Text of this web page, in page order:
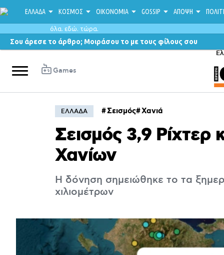
ΕΛΛΑΔΑ ΚΟΣΜΟΣ ΟΙΚΟΝΟΜΙΑ GOSSIP ΑΠΟΨΗ
όλα. εδώ. τώρα.
Σου άρεσε το άρθρο; Μοιράσου το με τους φίλους σου